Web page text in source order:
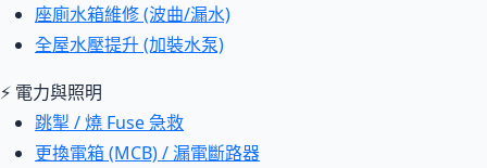
座廁水箱維修 (波曲/漏水)
全屋水壓提升 (加裝水泵)
⚡ 電力與照明
跳掣 / 燒 Fuse 急救
更換電箱 (MCB) / 漏電斷路器